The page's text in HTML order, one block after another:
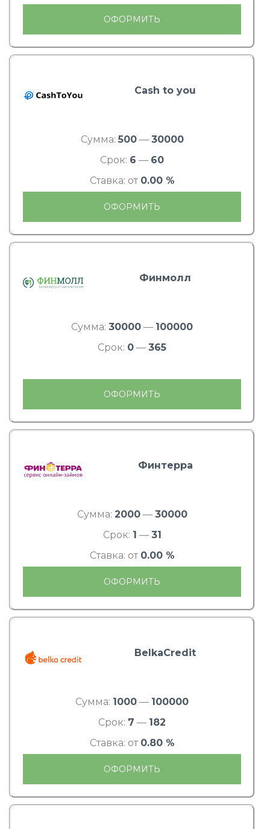
ОФОРМИТЬ
Cash to you
Сумма: 500— 30000
Срок: 6 — 60
Ставка: от 0.00 %
ОФОРМИТЬ
Финмолл
Сумма: 30000 — 100000
Срок: 0 — 365
ОФОРМИТЬ
Финтерра
Сумма: 2000— 30000
Срок: 1 — 31
Ставка: от 0.00 %
ОФОРМИТЬ
BelkaCredit
Сумма: 1000 — 100000
Срок: 7 — 182
Ставка: от 0.80 %
ОФОРМИТЬ